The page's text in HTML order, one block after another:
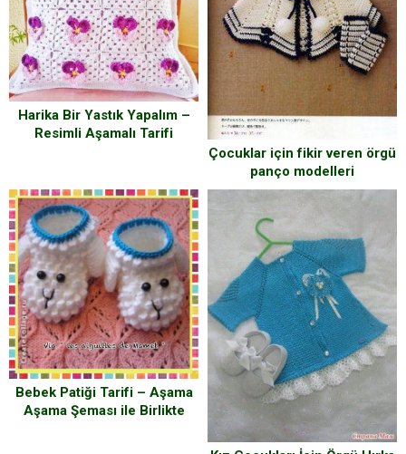
Harika Bir Yastık Yapalım –
Resimli Aşamalı Tarifi
Çocuklar için fikir veren örgü
panço modelleri
Bebek Patiği Tarifi – Aşama
Aşama Şeması ile Birlikte